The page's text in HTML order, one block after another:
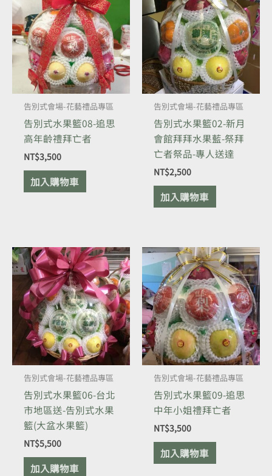
告別式會場-花藝禮品專區
告別式水果籃08-追思
高年齡禮拜亡者
NT$3,500
加入購物車
告別式會場-花藝禮品專區
告別式水果籃02-新月
會館拜拜水果藍-祭拜
亡者祭品-專人送達
NT$2,500
加入購物車
告別式會場-花藝禮品專區
告別式水果籃06-台北
市地區送-告別式水果
籃(大盆水果籃)
NT$5,500
加入購物車
告別式會場-花藝禮品專區
告別式水果籃09-追思
中年小姐禮拜亡者
NT$3,500
加入購物車